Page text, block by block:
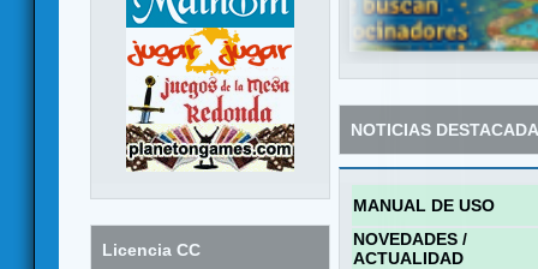
Licencia CC
NOTICIAS
MANUAL DE USO
NOVEDADES /
ACTUALIDAD